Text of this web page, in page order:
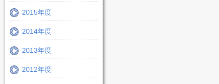
2015年度
2014年度
2013年度
2012年度